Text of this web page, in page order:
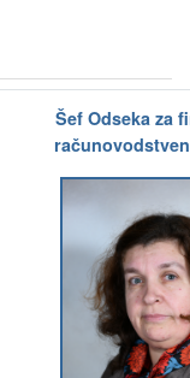
Šef Odseka za